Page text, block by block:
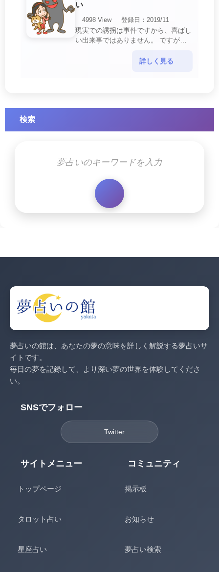
い
4998 View
登録日：2019/11
現実での誘拐は事件ですから、喜ばし
い出来事ではありません。 ですが、
詳しく見る
検索
夢占いの館は、あなたの夢の意味を詳しく解説する夢占いサ
イトです。
毎日の夢を記録して、より深い夢の世界を体験してくださ
い。
SNSでフォロー
Twitter
サイトメニュー
トップページ
タロット占い
星座占い
コミュニティ
掲示板
お知らせ
夢占い検索